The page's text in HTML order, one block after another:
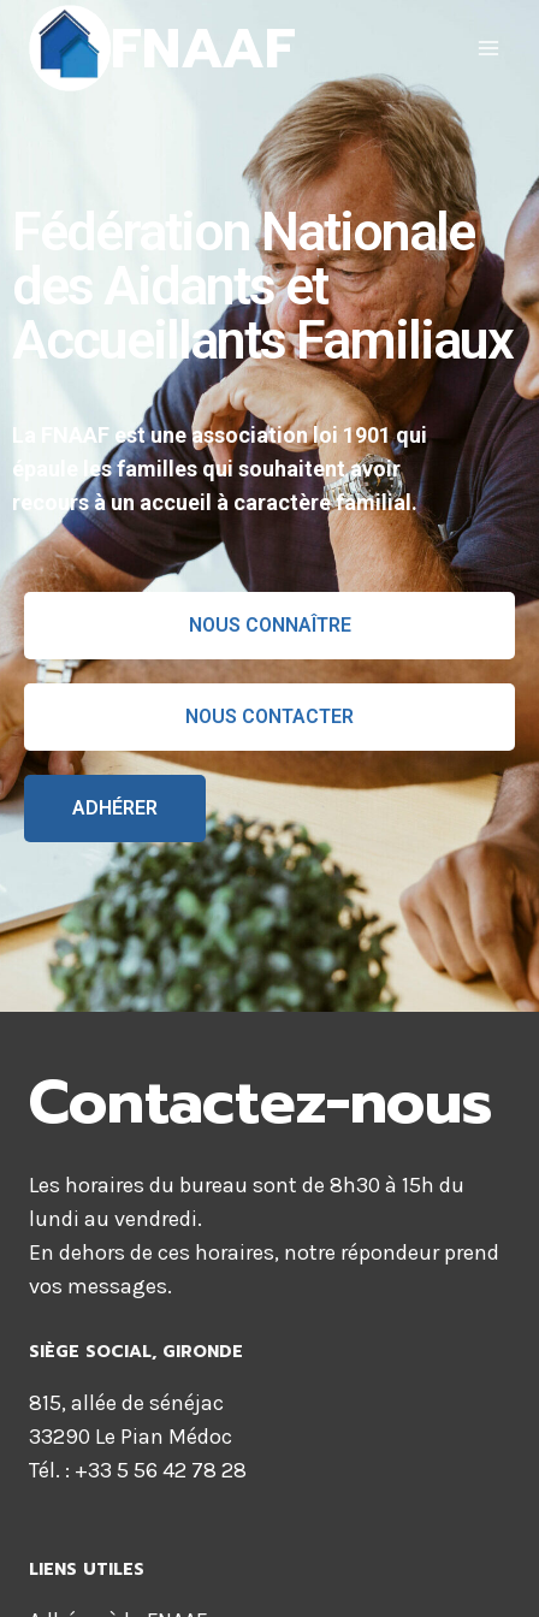
FNAAF
Fédération Nationale
des Aidants et
Accueillants Familiaux
La FNAAF est une association loi 1901 qui
épaule les familles qui souhaitent avoir
recours à un accueil à caractère familial.
NOUS CONNAÎTRE
NOUS CONTACTER
ADHÉRER
Contactez-nous
Les horaires du bureau sont de 8h30 à 15h du
lundi au vendredi.
En dehors de ces horaires, notre répondeur prend
vos messages.
SIÈGE SOCIAL, GIRONDE
815, allée de sénéjac
33290 Le Pian Médoc
Tél. : +33 5 56 42 78 28
LIENS UTILES